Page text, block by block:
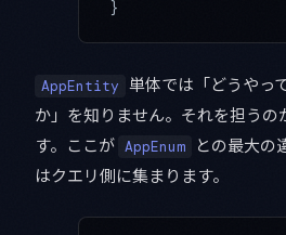
}
AppEntity 単体では「どうやっ
か」を知りません。それを担うの
す。ここが AppEnum
との最大の
はクエリ側に集まります。